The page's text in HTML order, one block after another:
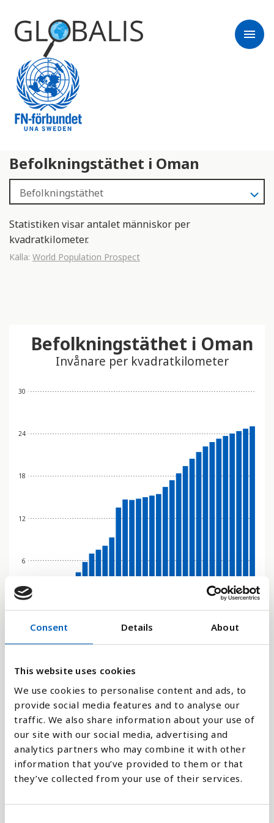
Consent Details About
This website uses cookies
We use cookies to personalise content and ads, to
provide social media features and to analyse our
traffic. We also share information about your use of
our site with our social media, advertising and
analytics partners who may combine it with other
information that you’ve provided to them or that
they’ve collected from your use of their services.
menu
Befolkningstäthet i Oman
Statistiken visar antalet människor per
kvadratkilometer.
Källa: World Population Prospect
6
12
18
24
30
1950 1960 1970 1980 1990 2000 2010 2020 2022 2024 2030 2040 2050 2060 2070 2080 2090
Befolkningstäthet i Oman
Invånare per kvadratkilometer
Linje
Platt